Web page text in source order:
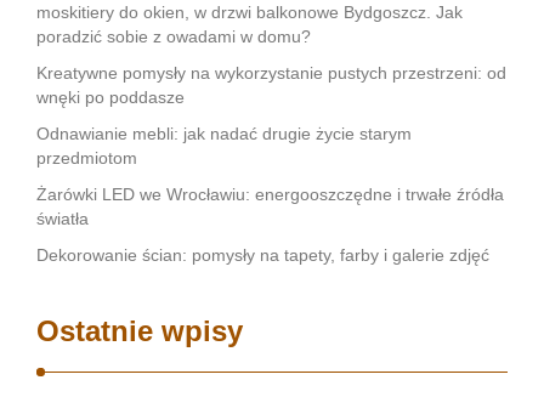
moskitiery do okien, w drzwi balkonowe Bydgoszcz. Jak
poradzić sobie z owadami w domu?
Kreatywne pomysły na wykorzystanie pustych przestrzeni: od
wnęki po poddasze
Odnawianie mebli: jak nadać drugie życie starym
przedmiotom
Żarówki LED we Wrocławiu: energooszczędne i trwałe źródła
światła
Dekorowanie ścian: pomysły na tapety, farby i galerie zdjęć
Ostatnie wpisy